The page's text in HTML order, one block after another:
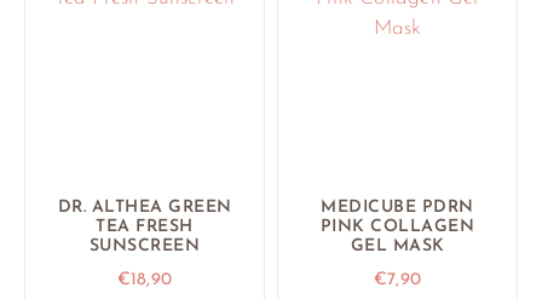
DR. ALTHEA GREEN
TEA FRESH
SUNSCREEN
€18,90
MEDICUBE PDRN
PINK COLLAGEN
GEL MASK
€7,90